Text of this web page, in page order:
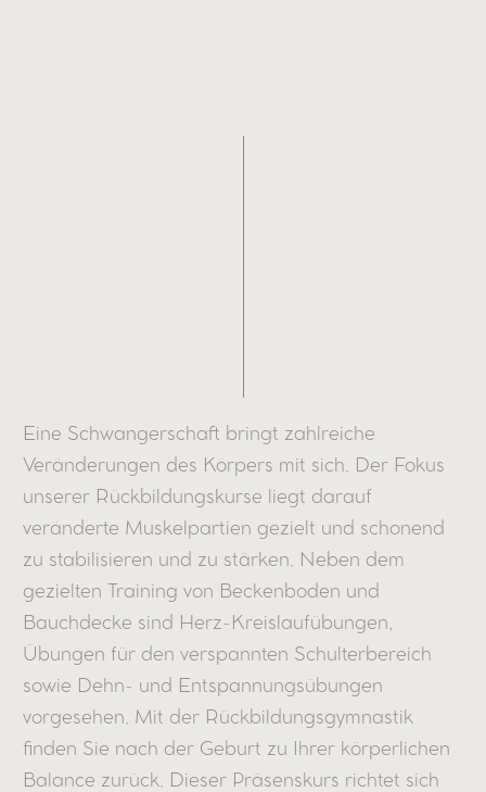
Eine Schwangerschaft bringt zahlreiche
Veränderungen des Körpers mit sich. Der Fokus
unserer Rückbildungskurse liegt darauf
veränderte Muskelpartien gezielt und schonend
zu stabilisieren und zu stärken. Neben dem
gezielten Training von Beckenboden und
Bauchdecke sind Herz-Kreislaufübungen,
Übungen für den verspannten Schulterbereich
sowie Dehn- und Entspannungsübungen
vorgesehen. Mit der Rückbildungsgymnastik
finden Sie nach der Geburt zu Ihrer körperlichen
Balance zurück. Dieser Präsenskurs richtet sich